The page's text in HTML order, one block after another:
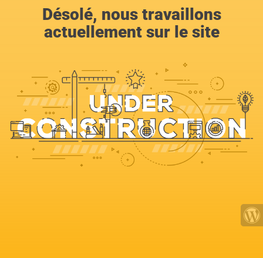
Désolé, nous travaillons
actuellement sur le site